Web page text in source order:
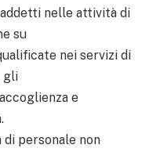
nelle attività di
su
nei servizi di
gli
e
personale non